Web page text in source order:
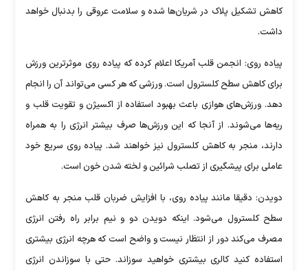
کاهش تشکیل پلاک در شریان‌ها شده و سلامت عروقی را بدنبال خواهد
داشت.
پیاده روی: انجمن قلب آمریکا اعلام کرده که پیاده روی موثرترین ورزش
برای کاهش سطح کلسترول است. ورزشی که هر کسی می‌تواند آن را انجام
دهد. ورزش‌های هوازی باعث بهبود استفاده از اکسیژن و تقویت قلب و
ریه‌ها می‌شوند. از آنجا که این ورزش‌ها صرف بیشتر انرژی را به همراه
دارند، منجر به کاهش کلسترول نیز خواهند شد. پیاده روی سریع خود
عاملی برای پیشگیری از تصلب شرائین و لخته شدن خون است.
دویدن: دقیقا مانند پیاده روی، با افزایش ضربان قلب منجر به کاهش
سطح کلسترول می‌شود. اینکه دویدن دو و نیم برابر راه رفتن انرژی
مصرف می‌کند دور از انتظار نیست و واضح است که هرچه انرژی بیشتری
استفاده کنید کالری بیشتری خواهید سوزاند. حتی با سوزاندن انرژی